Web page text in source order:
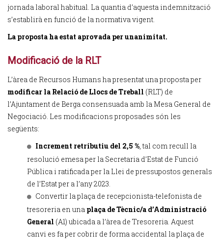
jornada laboral habitual. La quantia d’aquesta indemnització
s’establirà en funció de la normativa vigent.
La proposta ha estat aprovada per unanimitat.
Modificació de la RLT
L’àrea de Recursos Humans ha presentat una proposta per
modificar la Relació de Llocs de Treball (RLT) de
l’Ajuntament de Berga consensuada amb la Mesa General de
Negociació. Les modificacions proposades són les
següents:
Increment retributiu del 2,5 %, tal com recull la
resolució emesa per la Secretaria d’Estat de Funció
Pública i ratificada per la Llei de pressupostos generals
de l’Estat per a l’any 2023.
Convertir la plaça de recepcionista-telefonista de
tresoreria en una plaça de Tècnic/a d’Administració
General (A1) ubicada a l’àrea de Tresoreria. Aquest
canvi es fa per cobrir de forma accidental la plaça de